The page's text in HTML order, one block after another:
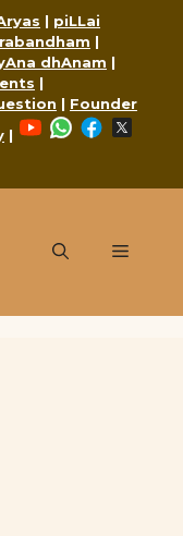
| piLLai
|
dhAnam |
|
| Founder
|
YouTubeWhatsApp
Facebook
Menu